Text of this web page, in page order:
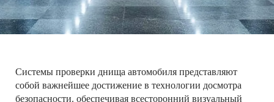
Системы проверки днища автомобиля представляют
собой важнейшее достижение в технологии досмотра
безопасности, обеспечивая всесторонний визуальный